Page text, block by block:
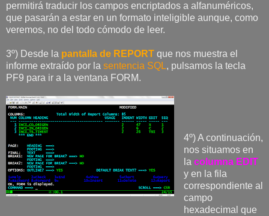
permitirá traducir los campos encriptados a alfanuméricos,
que pasarán a estar en un formato inteligible aunque, como
veremos, no del todo cómodo de leer.
3º) Desde la pantalla de REPORT que nos muestra el
informe extraído por la sentencia SQL, pulsamos la tecla
PF9 para ir a la ventana FORM.
4º) A continuación,
nos situamos en
la columna EDIT
y en la fila
correspondiente al
campo
hexadecimal que